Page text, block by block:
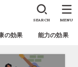
の効果 能力の効果
SEARCH MENU